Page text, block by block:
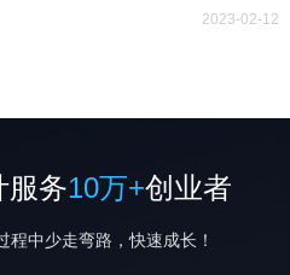
2023-02-12
服务10万+创业者
程中少走弯路，快速成长！